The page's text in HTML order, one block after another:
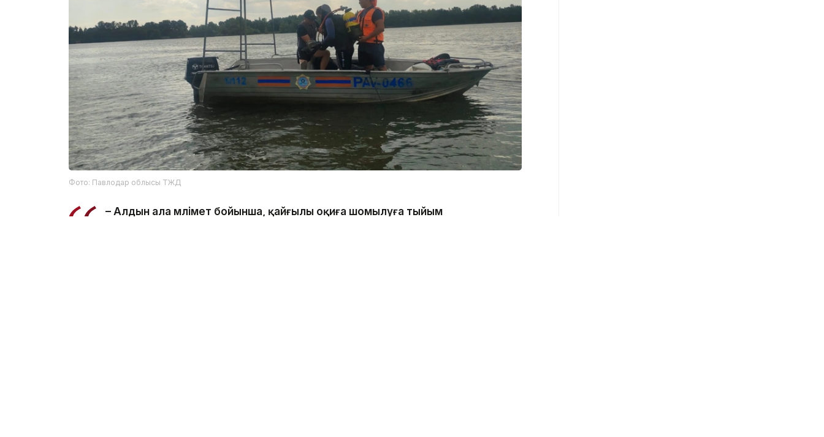
Фото: Павлодар облысы ТЖД
– Алдын ала мәлімет бойынша, қайғылы оқиға шомылуға тыйым